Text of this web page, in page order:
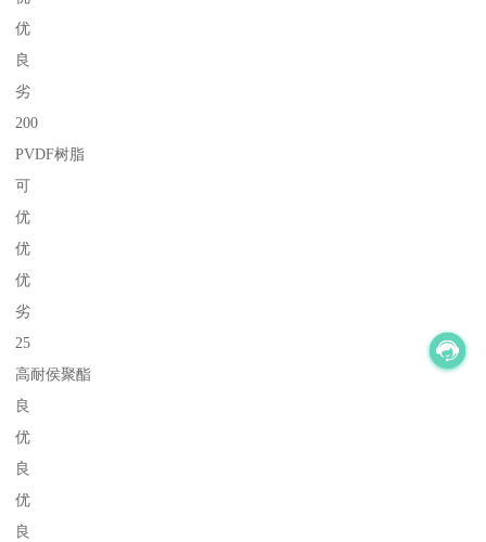
优
良
劣
200
PVDF树脂
可
优
优
优
劣
25
高耐侯聚酯
良
优
良
优
良